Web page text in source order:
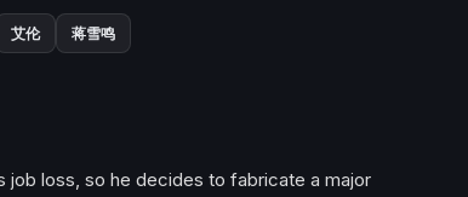
艾伦 蒋雪鸣
loss, so he decides to fabricate a major